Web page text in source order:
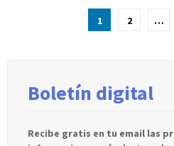
Paginación
1 2 …
Boletín digital
Recibe gratis en tu email las